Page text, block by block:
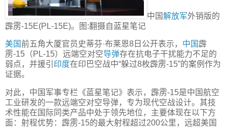
中国解放军外销版的
霹雳-15E(PL-15E)。图:翻摄自蓝星笔记
美国前五角大厦官员史蒂芬·布莱恩8日公开表示， 中国霹
雳-15（PL-15）远端空对空导弹存在抗电子干扰能力不足的
弱点，并援引 印度在印巴空战中“躲过8枚霹雳-15”的案例作为
证据。
对此，中国军事专栏《蓝星笔记》表示，霹雳-15是中国航空
工业研发的一款远端空对空导弹，专为现代空战设计。其技
术性能在国际同类产品中处于领先地位，主要体现在以下方
面：射程优势：霹雳-15的最大射程超过200公里，远超美国